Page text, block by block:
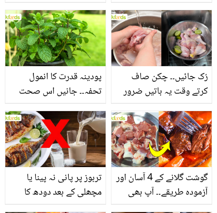
منرلز اور اینٹی آکسیڈنٹس
سے بھرپور اس سبزی کے
فائدے
بنانے کے چند قدرتی طریقے
پودینہ قدرت کا انمول
تحفہ۔۔ جانیں اس صحت
انگیز طبی فوائد
رُک جائیں۔۔ چکن صاف
کرتے وقت یہ باتیں ضرور
تربوز پر پانی نہ پینا یا
مچھلی کے بعد دودھ کا
گوشت گلانے کے 4 آسان اور
آزمودہ طریقے۔۔ آپ بھی